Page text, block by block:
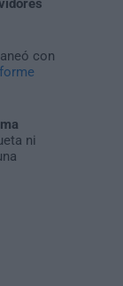
con
ni